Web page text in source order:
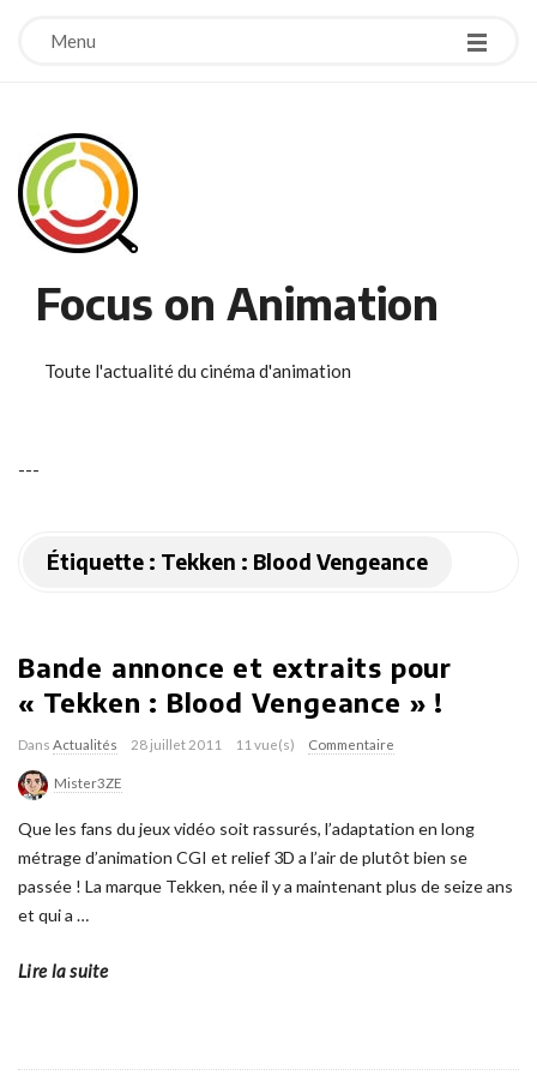
Menu
Focus on Animation
Toute l'actualité du cinéma d'animation
---
Étiquette : Tekken : Blood Vengeance
Bande annonce et extraits pour
« Tekken : Blood Vengeance » !
Dans Actualités 28 juillet 2011 11 vue(s) Commentaire
Mister3ZE
Que les fans du jeux vidéo soit rassurés, l’adaptation en long
métrage d’animation CGI et relief 3D a l’air de plutôt bien se
passée ! La marque Tekken, née il y a maintenant plus de seize ans
et qui a …
Lire la suite